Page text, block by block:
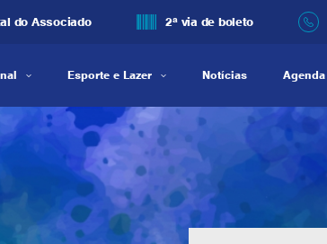
do Associado 2ª via de boleto
Esporte e Lazer Notícias Agenda